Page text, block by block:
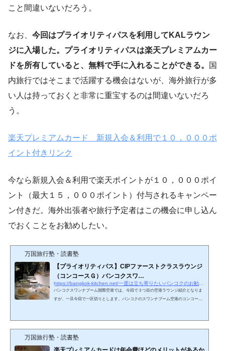
こと間違いないだろう。
なお、 今回はプライオリティパスを利用してKALラウン
ジに入場した。プライオリティパスは楽天プレミアムカー
ドを所有していると、無料で手に入れることができる。
国
内旅行ではそこまで活躍する機会はないが、海外旅行が多
い人は持っておくと非常に重宝するのは間違いないだろ
う。
楽天プレミアムカード 新規入会＆利用で１０，０００ポ
イント付きリンク
今なら新規入会＆利用で楽天ポイントが１０，０００ポイ
ント（最大１５，０００ポイント）付与されるキャンペー
ン付きだ。海外出張者や旅行予定者はこの機会に申し込ん
でおくことをお勧めしたい。
万国旅行塾・読書塾
【プライオリティパス】CIPファーストクラスラウンジ
（コンコースＧ）バンコクスワ…
バンコクスワンナプーム国際空港では、今回で３つ目の空港ラウンジ紹介となりま
すが、一旦今回で一区切りとします。バンコクのスワンナプーム空港のコンコース
り、どの搭乗ゲート番号でも１～２分で行ける距離にあります…
万国旅行塾・読書塾